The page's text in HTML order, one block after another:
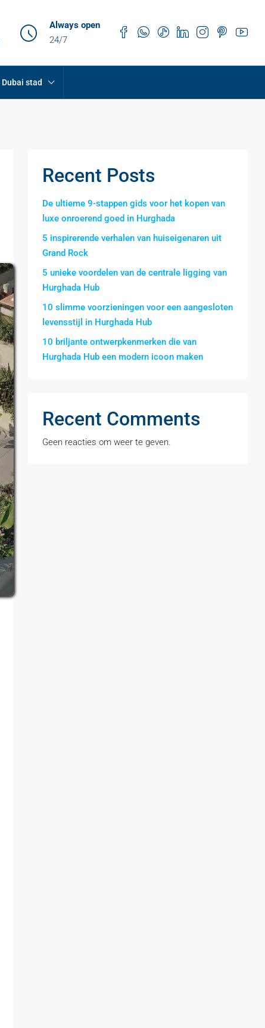
Always open
24/7
Dubai stad
Recent Posts
De ultieme 9-stappen gids voor het kopen van
luxe onroerend goed in Hurghada
5 inspirerende verhalen van huiseigenaren uit
Grand Rock
5 unieke voordelen van de centrale ligging van
Hurghada Hub
10 slimme voorzieningen voor een aangesloten
levensstijl in Hurghada Hub
10 briljante ontwerpkenmerken die van
Hurghada Hub een modern icoon maken
Recent Comments
Geen reacties om weer te geven.